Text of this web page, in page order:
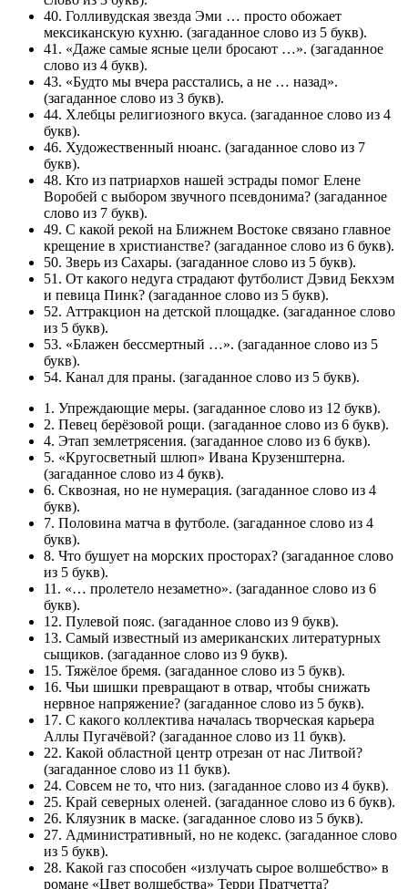
40. Голливудская звезда Эми … просто обожает
мексиканскую кухню. (загаданное слово из 5 букв).
41. «Даже самые ясные цели бросают …». (загаданное
слово из 4 букв).
43. «Будто мы вчера расстались, а не … назад».
(загаданное слово из 3 букв).
44. Хлебцы религиозного вкуса. (загаданное слово из 4
букв).
46. Художественный нюанс. (загаданное слово из 7
букв).
48. Кто из патриархов нашей эстрады помог Елене
Воробей с выбором звучного псевдонима? (загаданное
слово из 7 букв).
49. С какой рекой на Ближнем Востоке связано главное
крещение в христианстве? (загаданное слово из 6 букв).
50. Зверь из Сахары. (загаданное слово из 5 букв).
51. От какого недуга страдают футболист Дэвид Бекхэм
и певица Пинк? (загаданное слово из 5 букв).
52. Аттракцион на детской площадке. (загаданное слово
из 5 букв).
53. «Блажен бессмертный …». (загаданное слово из 5
букв).
54. Канал для праны. (загаданное слово из 5 букв).
1. Упреждающие меры. (загаданное слово из 12 букв).
2. Певец берёзовой рощи. (загаданное слово из 6 букв).
4. Этап землетрясения. (загаданное слово из 6 букв).
5. «Кругосветный шлюп» Ивана Крузенштерна.
(загаданное слово из 4 букв).
6. Сквозная, но не нумерация. (загаданное слово из 4
букв).
7. Половина матча в футболе. (загаданное слово из 4
букв).
8. Что бушует на морских просторах? (загаданное слово
из 5 букв).
11. «… пролетело незаметно». (загаданное слово из 6
букв).
12. Пулевой пояс. (загаданное слово из 9 букв).
13. Самый известный из американских литературных
сыщиков. (загаданное слово из 9 букв).
15. Тяжёлое бремя. (загаданное слово из 5 букв).
16. Чьи шишки превращают в отвар, чтобы снижать
нервное напряжение? (загаданное слово из 5 букв).
17. С какого коллектива началась творческая карьера
Аллы Пугачёвой? (загаданное слово из 11 букв).
22. Какой областной центр отрезан от нас Литвой?
(загаданное слово из 11 букв).
24. Совсем не то, что низ. (загаданное слово из 4 букв).
25. Край северных оленей. (загаданное слово из 6 букв).
26. Кляузник в маске. (загаданное слово из 5 букв).
27. Административный, но не кодекс. (загаданное слово
из 5 букв).
28. Какой газ способен «излучать сырое волшебство» в
романе «Цвет волшебства» Терри Пратчетта?